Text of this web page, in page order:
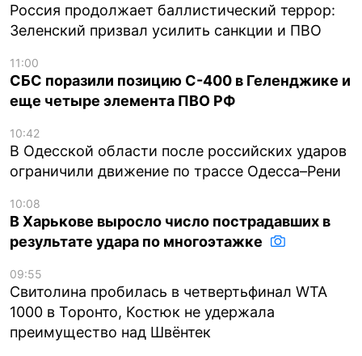
Россия продолжает баллистический террор:
Зеленский призвал усилить санкции и ПВО
11:00
СБС поразили позицию С-400 в Геленджике и
еще четыре элемента ПВО РФ
10:42
В Одесской области после российских ударов
ограничили движение по трассе Одесса–Рени
10:08
В Харькове выросло число пострадавших в
результате удара по многоэтажке
09:55
Свитолина пробилась в четвертьфинал WTA
1000 в Торонто, Костюк не удержала
преимущество над Швёнтек